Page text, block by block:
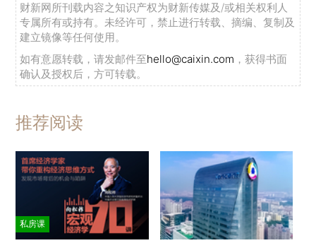
财新网所刊载内容之知识产权为财新传媒及/或相关权利人
专属所有或持有。未经许可，禁止进行转载、摘编、复制及
建立镜像等任何使用。
如有意愿转载，请发邮件至hello@caixin.com ，获得书面
确认及授权后，方可转载。
推荐阅读
私房课